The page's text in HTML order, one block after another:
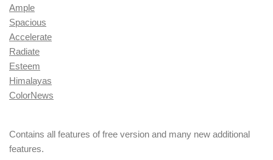
Ample
Spacious
Accelerate
Radiate
Esteem
Himalayas
ColorNews
Contains all features of free version and many new additional
features.